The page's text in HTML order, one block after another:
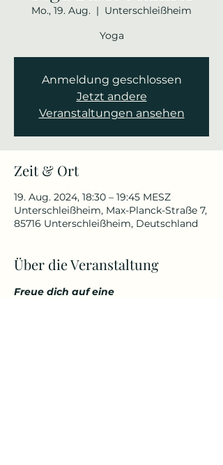
Mo., 19. Aug.
  |
Unterschleißheim
Yoga
Anmeldung geschlossen
Jetzt andere
Veranstaltungen ansehen
Zeit & Ort
19. Aug. 2024, 18:30 – 19:45 MESZ
Unterschleißheim, Max-Planck-Straße 7,
85716 Unterschleißheim, Deutschland
Über die Veranstaltung
Freue dich auf eine